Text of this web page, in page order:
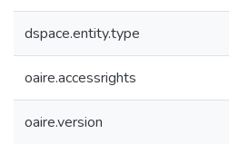
dspace.entity.type
oaire.accessrights
oaire.version